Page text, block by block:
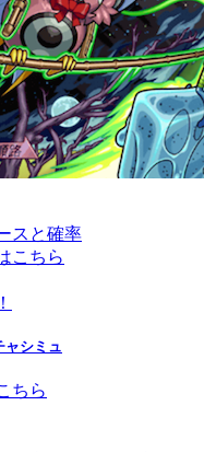
スと確率
こちら
ャシミュ
ちら